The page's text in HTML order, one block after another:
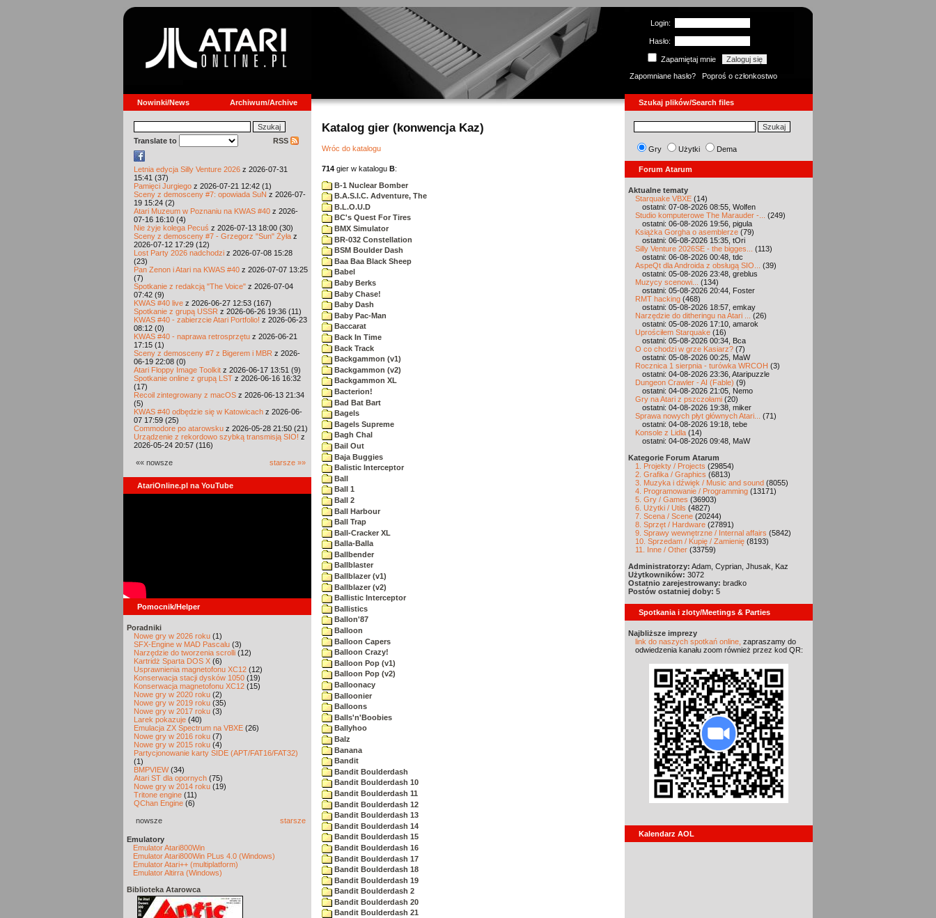
Login:
Hasło:
Zapamiętaj mnie
Zapomniane hasło?
Poproś o członkostwo
Nowinki/News Archiwum/Archive Szukaj plików/Search files
Translate to RSS
Letnia edycja Silly Venture 2026 z 2026-07-31
15:41 (37)
Pamięci Jurgiego z 2026-07-21 12:42 (1)
Sceny z demosceny #7: opowiada SuN z 2026-07-
19 15:24 (2)
Atari Muzeum w Poznaniu na KWAS #40 z 2026-
07-16 16:10 (4)
Nie żyje kolega Pecuś z 2026-07-13 18:00 (30)
Sceny z demosceny #7 - Grzegorz "Sun" Żyła z
2026-07-12 17:29 (12)
Lost Party 2026 nadchodzi z 2026-07-08 15:28
(23)
Pan Zenon i Atari na KWAS #40 z 2026-07-07 13:25
(7)
Spotkanie z redakcją "The Voice" z 2026-07-04
07:42 (9)
KWAS #40 live z 2026-06-27 12:53 (167)
Spotkanie z grupą USSR z 2026-06-26 19:36 (11)
KWAS #40 - zabierzcie Atari Portfolio! z 2026-06-23
08:12 (0)
KWAS #40 - naprawa retrosprzętu z 2026-06-21
17:15 (1)
Sceny z demosceny #7 z Bigerem i MBR z 2026-
06-19 22:08 (0)
Atari Floppy Image Toolkit z 2026-06-17 13:51 (9)
Spotkanie online z grupą LST z 2026-06-16 16:32
(17)
Recoil zintegrowany z macOS z 2026-06-13 21:34
(5)
KWAS #40 odbędzie się w Katowicach z 2026-06-
07 17:59 (25)
Commodore po atarowsku z 2026-05-28 21:50 (21)
Urządzenie z rekordowo szybką transmisją SIO! z
2026-05-24 20:57 (116)
«« nowsze starsze »»
AtariOnline.pl na YouTube
Pomocnik/Helper
Poradniki
Nowe gry w 2026 roku (1)
SFX-Engine w MAD Pascalu (3)
Narzędzie do tworzenia scrolli (12)
Kartridż Sparta DOS X (6)
Usprawnienia magnetofonu XC12 (12)
Konserwacja stacji dysków 1050 (19)
Konserwacja magnetofonu XC12 (15)
Nowe gry w 2020 roku (2)
Nowe gry w 2019 roku (35)
Nowe gry w 2017 roku (3)
Larek pokazuje (40)
Emulacja ZX Spectrum na VBXE (26)
Nowe gry w 2016 roku (7)
Nowe gry w 2015 roku (4)
Partycjonowanie karty SIDE (APT/FAT16/FAT32)
(1)
BMPVIEW(34)
Atari ST dla opornych (75)
Nowe gry w 2014 roku (19)
Tritone engine (11)
QChan Engine (6)
nowsze starsze
Emulatory
Emulator Atari800Win
Emulator Atari800Win PLus 4.0 (Windows)
Emulator Atari++ (multiplatform)
Emulator Altirra (Windows)
Biblioteka Atarowca
Katalog gier (konwencja Kaz)
Wróc do katalogu
714 gier w katalogu B:
B-1 Nuclear Bomber
B.A.S.I.C. Adventure, The
B.L.O.U.D
BC's Quest For Tires
BMX Simulator
BR-032 Constellation
BSM Boulder Dash
Baa Baa Black Sheep
Babel
Baby Berks
Baby Chase!
Baby Dash
Baby Pac-Man
Baccarat
Back In Time
Back Track
Backgammon (v1)
Backgammon (v2)
Backgammon XL
Bacterion!
Bad Bat Bart
Bagels
Bagels Supreme
Bagh Chal
Bail Out
Baja Buggies
Balistic Interceptor
Ball
Ball 1
Ball 2
Ball Harbour
Ball Trap
Ball-Cracker XL
Balla-Balla
Ballbender
Ballblaster
Ballblazer (v1)
Ballblazer (v2)
Ballistic Interceptor
Ballistics
Ballon'87
Balloon
Balloon Capers
Balloon Crazy!
Balloon Pop (v1)
Balloon Pop (v2)
Balloonacy
Balloonier
Balloons
Balls'n'Boobies
Ballyhoo
Balz
Banana
Bandit
Bandit Boulderdash
Bandit Boulderdash 10
Bandit Boulderdash 11
Bandit Boulderdash 12
Bandit Boulderdash 13
Bandit Boulderdash 14
Bandit Boulderdash 15
Bandit Boulderdash 16
Bandit Boulderdash 17
Bandit Boulderdash 18
Bandit Boulderdash 19
Bandit Boulderdash 2
Bandit Boulderdash 20
Bandit Boulderdash 21
Gry Użytki Dema
Forum Atarum
Aktualne tematy
Starquake VBXE (14)
ostatni: 07-08-2026 08:55, Wolfen
Studio komputerowe The Marauder -...
(249)
ostatni: 06-08-2026 19:56, pigula
Książka Gorgha o asemblerze (79)
ostatni: 06-08-2026 15:35, tOri
Silly Venture 2026SE - the bigges...
(113)
ostatni: 06-08-2026 00:48, tdc
AspeQt dla Androida z obsługą SIO...
(39)
ostatni: 05-08-2026 23:48, greblus
Muzycy scenowi...
(134)
ostatni: 05-08-2026 20:44, Foster
RMT hacking (468)
ostatni: 05-08-2026 18:57, emkay
Narzędzie do ditheringu na Atari ...
(26)
ostatni: 05-08-2026 17:10, amarok
Uprościłem Starquake (16)
ostatni: 05-08-2026 00:34, Bca
O co chodzi w grze Kasiarz? (7)
ostatni: 05-08-2026 00:25, MaW
Rocznica 1 sierpnia - turówka WRCOH (3)
ostatni: 04-08-2026 23:36, Ataripuzzle
Dungeon Crawler - AI (Fable) (9)
ostatni: 04-08-2026 21:05, Nemo
Gry na Atari z pszczołami (20)
ostatni: 04-08-2026 19:38, miker
Sprawa nowych płyt głównych Atari...
(71)
ostatni: 04-08-2026 19:18, tebe
Konsole z Lidla (14)
ostatni: 04-08-2026 09:48, MaW
Kategorie Forum Atarum
1. Projekty / Projects (29854)
2. Grafika / Graphics (6813)
3. Muzyka i dźwięk / Music and sound (8055)
4. Programowanie / Programming (13171)
5. Gry / Games (36903)
6. Użytki / Utils (4827)
7. Scena / Scene (20244)
8. Sprzęt / Hardware (27891)
9. Sprawy wewnętrzne / Internal affairs (5842)
10. Sprzedam / Kupię / Zamienię (8193)
11. Inne / Other (33759)
Administratorzy: Adam, Cyprian, Jhusak, Kaz
Użytkowników: 3072
Ostatnio zarejestrowany: bradko
Postów ostatniej doby: 5
Spotkania i zloty/Meetings & Parties
Najbliższe imprezy
link do naszych spotkań online, zapraszamy do
odwiedzenia kanału zoom również przez kod QR:
Kalendarz AOL